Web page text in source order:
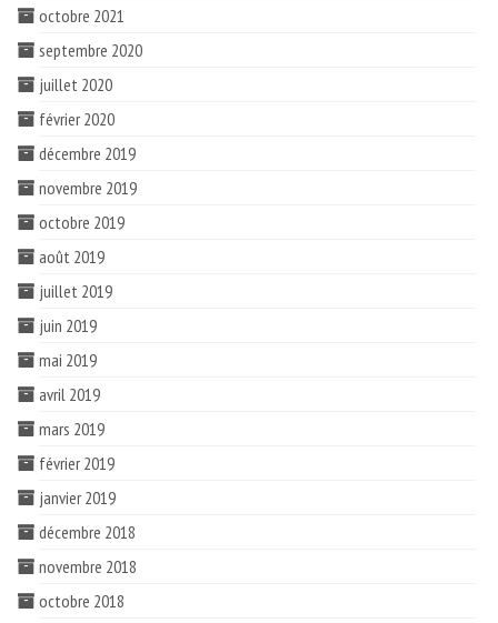
octobre 2021
septembre 2020
juillet 2020
février 2020
décembre 2019
novembre 2019
octobre 2019
août 2019
juillet 2019
juin 2019
mai 2019
avril 2019
mars 2019
février 2019
janvier 2019
décembre 2018
novembre 2018
octobre 2018